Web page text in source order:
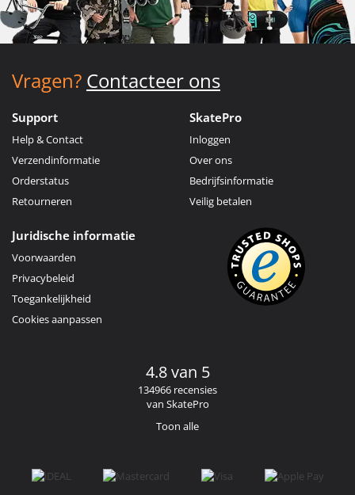
Vragen? Contacteer ons
Support
Help & Contact
Verzendinformatie
Orderstatus
Retourneren
SkatePro
Inloggen
Over ons
Bedrijfsinformatie
Veilig betalen
Juridische informatie
Voorwaarden
Privacybeleid
Toegankelijkheid
Cookies aanpassen
4.8 van 5
134966 recensies
van SkatePro
Toon alle